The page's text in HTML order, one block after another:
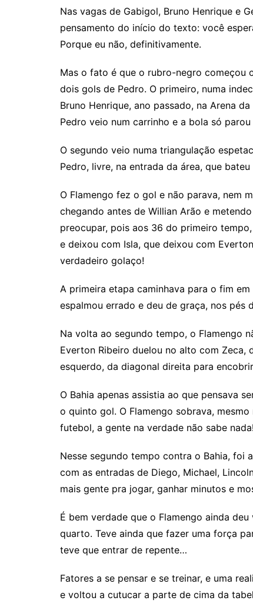
Nas vagas de Gabigol, Bruno Henrique e
pensamento do início do texto: você
Porque eu não, definitivamente.
Mas o fato é que o rubro-negro começou
dois gols de Pedro. O primeiro, numa
Bruno Henrique, ano passado, na Arena
Pedro veio num carrinho e a bola só
O segundo veio numa triangulação
Pedro, livre, na entrada da área, que
O Flamengo fez o gol e não parava, nem
chegando antes de Willian Arão e
preocupar, pois aos 36 do primeiro
e deixou com Isla, que deixou com
verdadeiro golaço!
A primeira etapa caminhava para o fim
espalmou errado e deu de graça, nos pés
Na volta ao segundo tempo, o Flamengo
Everton Ribeiro duelou no alto com
esquerdo, da diagonal direita para
O Bahia apenas assistia ao que pensava
o quinto gol. O Flamengo sobrava,
futebol, a gente na verdade não sabe nada!
Nesse segundo tempo contra o Bahia, foi
com as entradas de Diego, Michael,
mais gente pra jogar, ganhar minutos e
É bem verdade que o Flamengo ainda
quarto. Teve ainda que fazer uma força
teve que entrar de repente…
Fatores a se pensar e se treinar, e uma
e voltou a cutucar a parte de cima da